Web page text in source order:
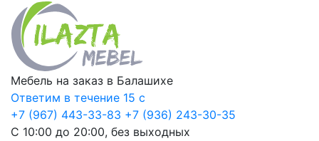
Мебель на заказ в Балашихе
Ответим в течение 15 с
+7 (967) 443-33-83 +7 (936) 243-30-35
С 10:00 до 20:00, без выходных